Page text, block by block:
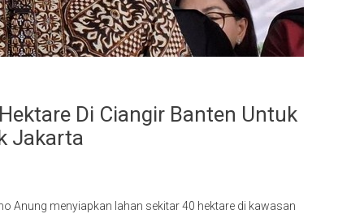
Di Ciangir Banten Untuk
Jakarta
Anung menyiapkan lahan sekitar 40 hektare di kawasan